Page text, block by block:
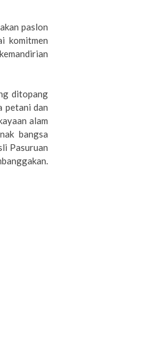
paslon
komitmen
ditopang
petani dan
alam
bangsa
Pasuruan